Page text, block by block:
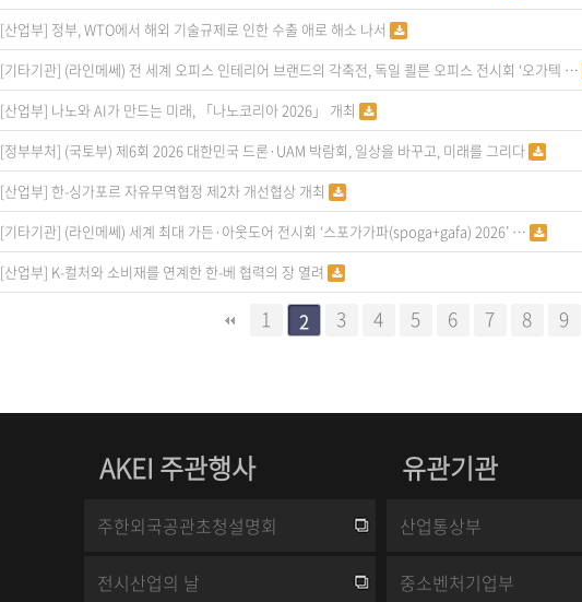
[산업부] 정부, WTO에서 해외 기술규제로 인한 수출 애로 해소 나서
[기타기관] (라인메쎄) 전 세계 오피스 인테리어 브랜드의 각축전, 독일 쾰른 오피스 전시회 ‘오가텍 …
[산업부] 나노와 AI가 만드는 미래, 「나노코리아 2026」 개최
[정부부처] (국토부) 제6회 2026 대한민국 드론·UAM 박람회, 일상을 바꾸고, 미래를 그리다
[산업부] 한-싱가포르 자유무역협정 제2차 개선협상 개최
[기타기관] (라인메쎄) 세계 최대 가든·아웃도어 전시회 ‘스포가가파(spoga+gafa) 2026’ …
[산업부] K-컬처와 소비재를 연계한 한-베 협력의 장 열려
1 2 3 4 5 6 7 8 9
AKEI 주관행사 유관기관
주한외국공관초청설명회
전시산업의 날
산업통상부
중소벤처기업부